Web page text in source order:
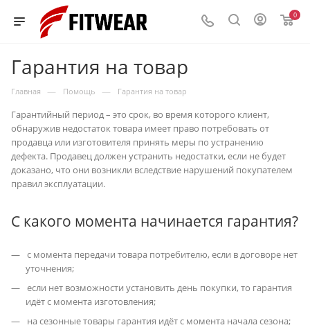
0
Гарантия на товар
Главная — Помощь — Гарантия на товар
Гарантийный период – это срок, во время которого клиент,
обнаружив недостаток товара имеет право потребовать от
продавца или изготовителя принять меры по устранению
дефекта. Продавец должен устранить недостатки, если не будет
доказано, что они возникли вследствие нарушений покупателем
правил эксплуатации.
С какого момента начинается гарантия?
с момента передачи товара потребителю, если в договоре нет
уточнения;
если нет возможности установить день покупки, то гарантия
идёт с момента изготовления;
на сезонные товары гарантия идёт с момента начала сезона;